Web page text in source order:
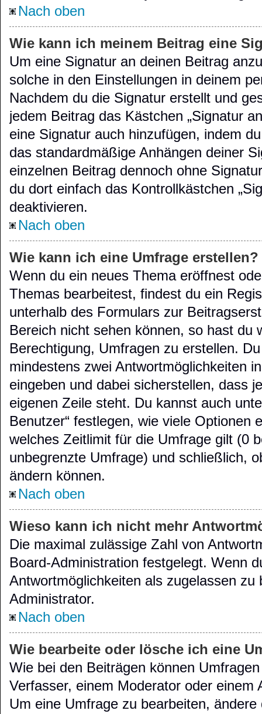
Nach oben
Wie kann ich meinem Beitrag eine
Um eine Signatur an deinen Beitrag
solche in den Einstellungen in deinem
Nachdem du die Signatur erstellt und
jedem Beitrag das Kästchen „Signatur
eine Signatur auch hinzufügen, indem
das standardmäßige Anhängen deiner
einzelnen Beitrag dennoch ohne
du dort einfach das Kontrollkästchen
deaktivieren.
Nach oben
Wie kann ich eine Umfrage erstellen?
Wenn du ein neues Thema eröffnest
Themas bearbeitest, findest du ein
unterhalb des Formulars zur
Bereich nicht sehen können, so hast du
Berechtigung, Umfragen zu erstellen.
mindestens zwei Antwortmöglichkeiten
eingeben und dabei sicherstellen, dass
eigenen Zeile steht. Du kannst auch
Benutzer“ festlegen, wie viele Optionen
welches Zeitlimit für die Umfrage gilt (0
unbegrenzte Umfrage) und schließlich,
ändern können.
Nach oben
Wieso kann ich nicht mehr
Die maximal zulässige Zahl von
Board-Administration festgelegt. Wenn
Antwortmöglichkeiten als zugelassen zu
Administrator.
Nach oben
Wie bearbeite oder lösche ich eine
Wie bei den Beiträgen können
Verfasser, einem Moderator oder einem
Um eine Umfrage zu bearbeiten,